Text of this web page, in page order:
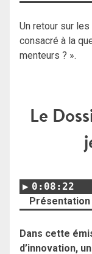
Un retour sur
consacré à la
menteurs ? ».
Le
0:08:22
Dans cette
d’innovation,